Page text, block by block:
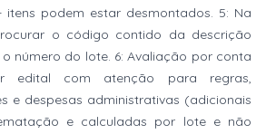
podem estar desmontados. 5: Na
o código contido da descrição
número do lote. 6: Avaliação por conta
edital com atenção para regras,
e despesas administrativas (adicionais
e calculadas por lote e não